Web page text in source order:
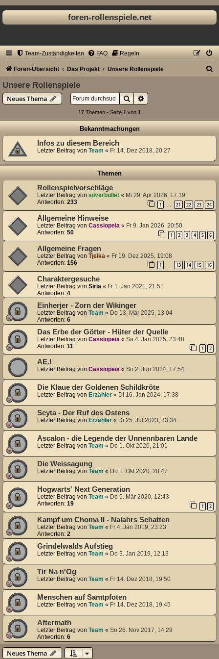
foren-rollenspiele.net
Team-Zuständigkeiten FAQ Regeln
Foren-Übersicht Das Projekt Unsere Rollenspiele
e
Unsere Rollenspiele
Neues Thema
SucheErweiterte Suche
17 Themen • Seite 1 von 1
Bekanntmachungen
Infos zu diesem Bereich
Letzter Beitrag von Team « Fr 14. Dez 2018, 20:27
Themen
Rollenspielvorschläge
Letzter Beitrag von silverbullet « Mi 29. Apr 2026, 17:19
Antworten: 233 1 … 21 22 23 24
Allgemeine Hinweise
Letzter Beitrag von Cassiopeia « Fr 9. Jan 2026, 20:50
Antworten: 50 1 2 3 4 5 6
Allgemeine Fragen
Letzter Beitrag von Tjeika « Fr 19. Dez 2025, 19:08
Antworten: 156 1 13 14 15 16
Charaktergesuche
Letzter Beitrag von Siria « Fr 1. Jan 2021, 21:51
Antworten: 4
Einherjer - Zorn der Wikinger
Letzter Beitrag von Team « Do 13. Mär 2025, 13:04
Antworten: 6
Das Erbe der Götter - Hüter der Quelle
Letzter Beitrag von Cassiopeia « Sa 4. Jan 2025, 23:48
Antworten: 11 1 2
AE.I
Letzter Beitrag von Cassiopeia « So 2. Jun 2024, 17:54
Die Klaue der Goldenen Schildkröte
Letzter Beitrag von Erzähler « Di 16. Jan 2024, 17:38
Scyta - Der Ruf des Ostens
Letzter Beitrag von Erzähler « Di 25. Jul 2023, 23:34
Ascalon - die Legende der Unnennbaren Lande
Letzter Beitrag von Team « Do 1. Okt 2020, 21:01
Die Weissagung
Letzter Beitrag von Team « Do 1. Okt 2020, 20:47
Hogwarts' Next Generation
Letzter Beitrag von Team « Do 5. Mär 2020, 12:43
Antworten: 19 1 2
Kampf um Choma II - Nalahrs Schatten
Letzter Beitrag von Team « Fr 4. Jan 2019, 23:23
Antworten: 2
Grindelwalds Aufstieg
Letzter Beitrag von Team « Do 3. Jan 2019, 12:13
Tir Na n'Og
Letzter Beitrag von Team « Fr 14. Dez 2018, 19:50
Menschen auf Samtpfoten
Letzter Beitrag von Team « Fr 14. Dez 2018, 19:45
Aftermath
Letzter Beitrag von Team « So 26. Nov 2017, 14:29
Antworten: 6
Neues Thema